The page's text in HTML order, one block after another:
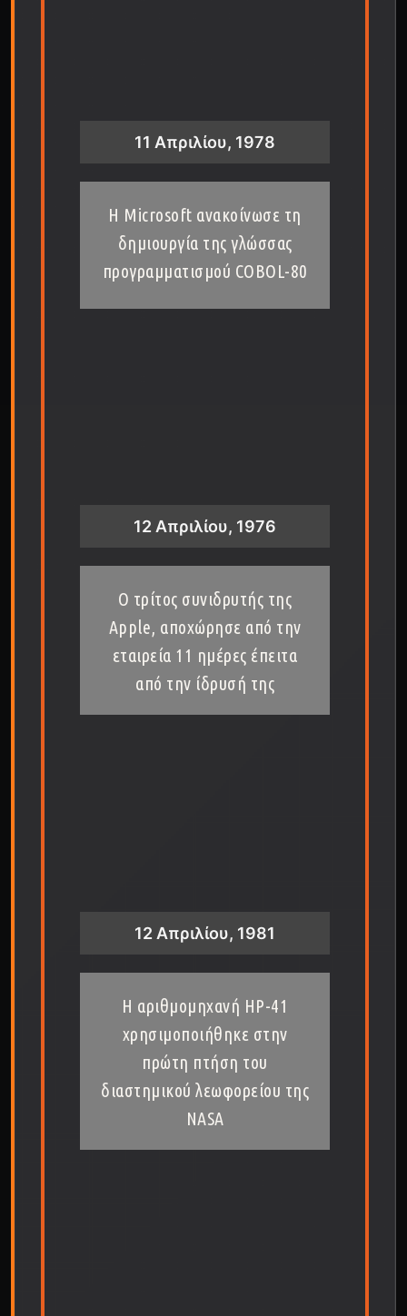
11 Απριλίου, 1978
Η Microsoft ανακοίνωσε τη
δημιουργία της γλώσσας
προγραμματισμού COBOL-80
12 Απριλίου, 1976
Ο τρίτος συνιδρυτής της
Apple, αποχώρησε από την
εταιρεία 11 ημέρες έπειτα
από την ίδρυσή της
12 Απριλίου, 1981
Η αριθμομηχανή HP-41
χρησιμοποιήθηκε στην
πρώτη πτήση του
διαστημικού λεωφορείου της
NASA